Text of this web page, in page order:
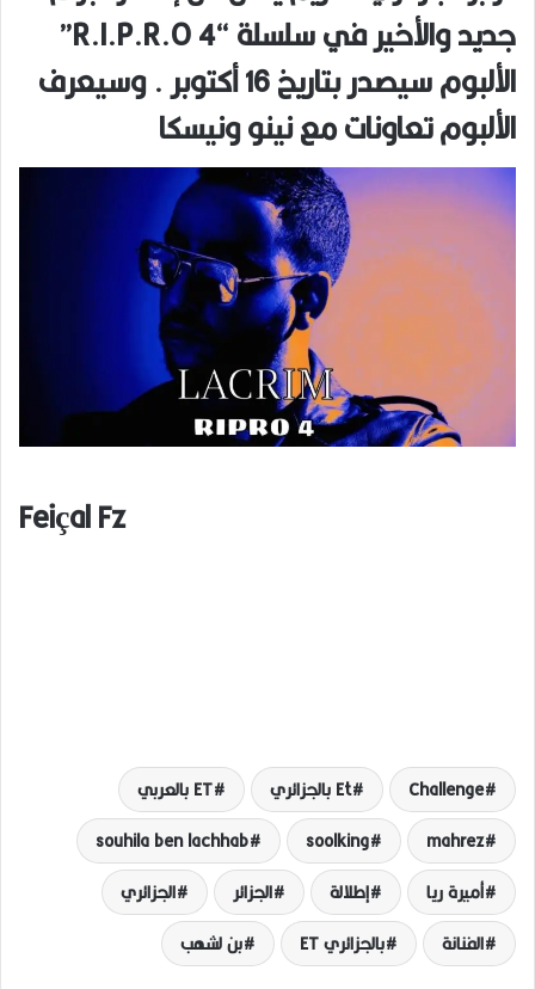
جديد والأخير في سلسلة “R.I.P.R.O 4”
الألبوم سيصدر بتاريخ 16 أكتوبر . وسيعرف
الألبوم تعاونات مع نينو ونيسكا
Feiçal Fz
Challenge Et بالجزائري
ET بالعربي
mahrez
soolking
souhila ben lachhab
أميرة ريا
إطلالة الجزائر
الجزائري
الفنانة
بالجزائري ET بن لشهب